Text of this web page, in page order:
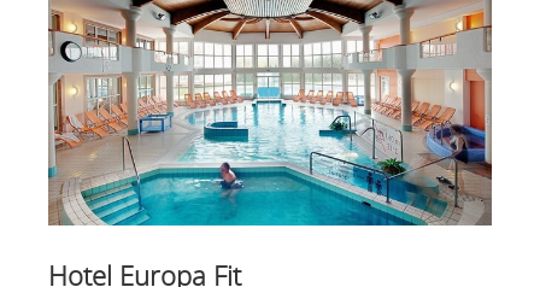
Hotel Europa Fit